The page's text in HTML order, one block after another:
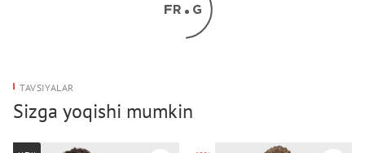
TAVSIYALAR
Sizga yoqishi mumkin